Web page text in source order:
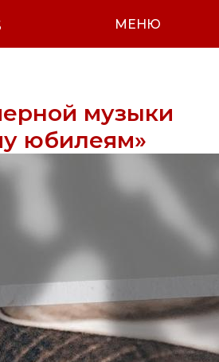
МЕНЮ
музыки
юбилеям»